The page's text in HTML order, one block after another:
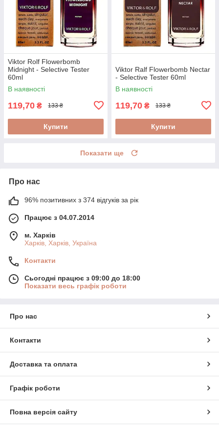
Viktor Rolf Flowerbomb
Midnight - Selective Tester
60ml
В наявності
119,70 ₴ 133 ₴
Купити
Viktor Ralf Flowerbomb Nectar
- Selective Tester 60ml
В наявності
119,70 ₴ 133 ₴
Купити
Показати ще
Про нас
96% позитивних з 374 відгуків за рік
Працює з 04.07.2014
м. Харків
Харків, Харків, Україна
Контакти
Сьогодні працює з 09:00 до 18:00
Показати весь графік роботи
Про нас
Контакти
Доставка та оплата
Графік роботи
Повна версія сайту